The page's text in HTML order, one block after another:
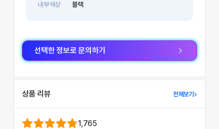
내부색상
블랙
선택한 정보로 문의하기
상품 리뷰 전체보기
1,765